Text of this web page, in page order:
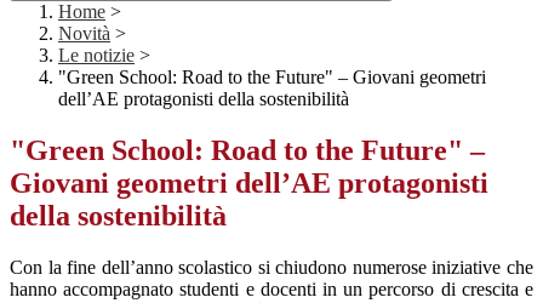
Home >
Novità >
Le notizie >
"Green School: Road to the Future" – Giovani geometri
dell’AE protagonisti della sostenibilità
"Green School: Road to the Future" –
Giovani geometri dell’AE protagonisti
della sostenibilità
Con la fine dell’anno scolastico si chiudono numerose iniziative che
hanno accompagnato studenti e docenti in un percorso di crescita e